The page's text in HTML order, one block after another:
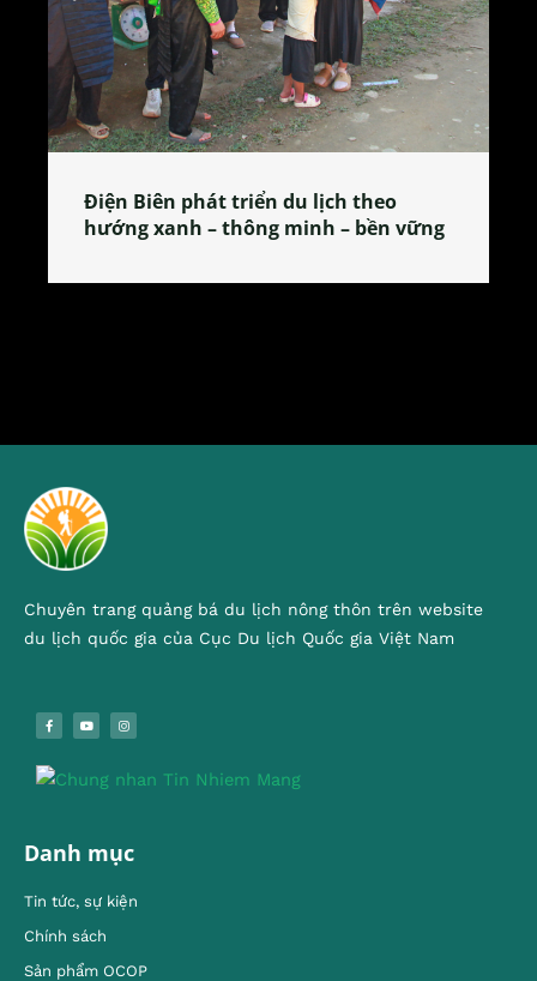
Làng làm bánh tẻ Phú Nhi – nơi lan
tỏa đặc sản xứ Đoài
Chuyên trang quảng bá du lịch nông thôn trên website
du lịch quốc gia của Cục Du lịch Quốc gia Việt Nam
Danh mục
Tin tức, sự kiện
Chính sách
Sản phẩm OCOP